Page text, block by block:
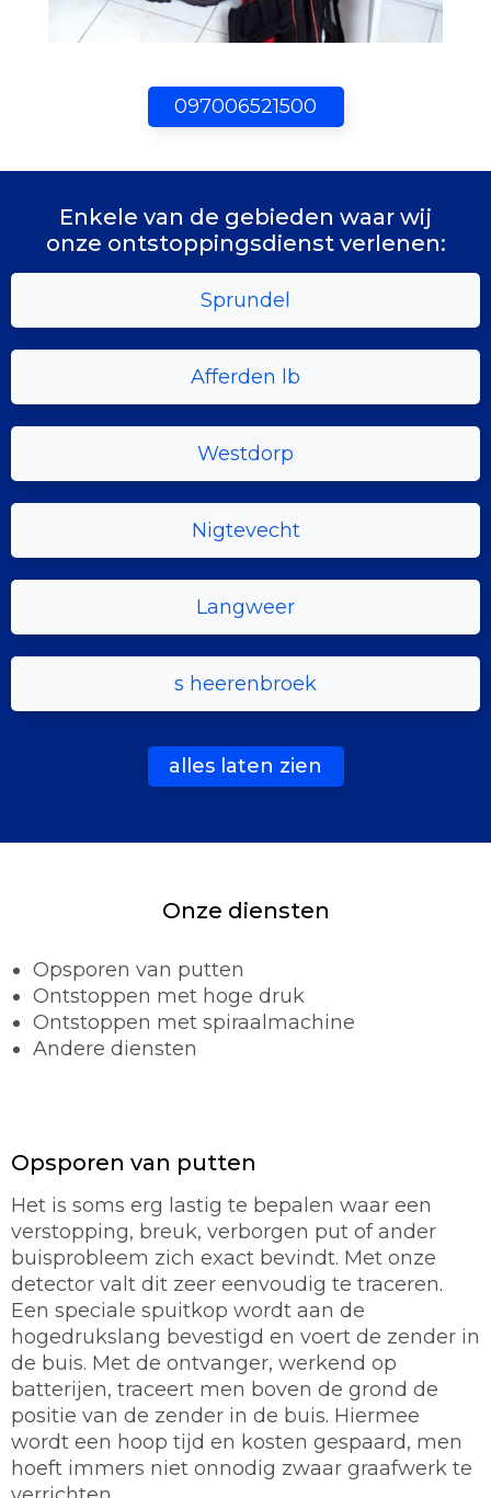
097006521500
Enkele van de gebieden waar wij
onze ontstoppingsdienst verlenen:
Sprundel
Afferden lb
Westdorp
Nigtevecht
Langweer
s heerenbroek
alles laten zien
Onze diensten
Opsporen van putten
Ontstoppen met hoge druk
Ontstoppen met spiraalmachine
Andere diensten
Opsporen van putten
Het is soms erg lastig te bepalen waar een
verstopping, breuk, verborgen put of ander
buisprobleem zich exact bevindt. Met onze
detector valt dit zeer eenvoudig te traceren.
Een speciale spuitkop wordt aan de
hogedrukslang bevestigd en voert de zender in
de buis. Met de ontvanger, werkend op
batterijen, traceert men boven de grond de
positie van de zender in de buis. Hiermee
wordt een hoop tijd en kosten gespaard, men
hoeft immers niet onnodig zwaar graafwerk te